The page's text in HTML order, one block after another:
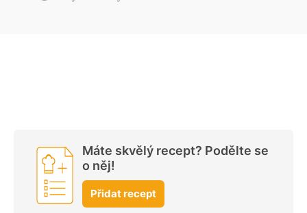
Máte skvělý recept? Podělte se
o něj!
Přidat recept